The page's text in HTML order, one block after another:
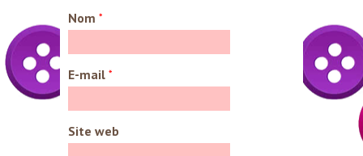
Nom *
E-mail *
Site web